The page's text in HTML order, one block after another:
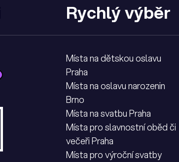
Rychlý výběr
Místa na dětskou oslavu
Praha
Místa na oslavu narozenin
Brno
Místa na svatbu Praha
Místa pro slavnostní oběd či
večeři Praha
Místa pro výroční svatby